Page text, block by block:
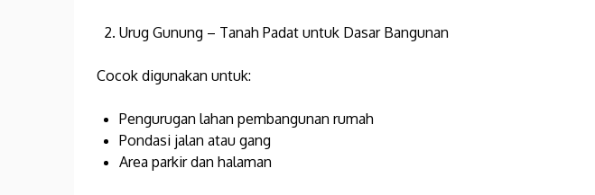
Urug Gunung – Tanah Padat untuk Dasar Bangunan
Cocok digunakan untuk:
Pengurugan lahan pembangunan rumah
Pondasi jalan atau gang
Area parkir dan halaman